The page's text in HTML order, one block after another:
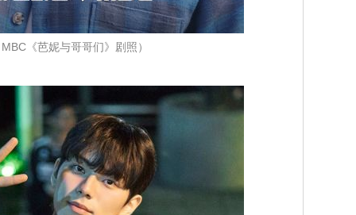
《芭妮与哥哥们》剧照）